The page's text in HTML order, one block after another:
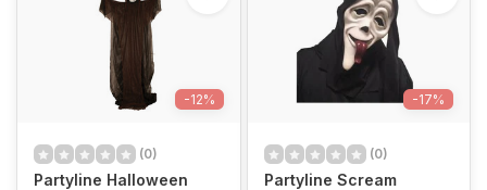
-12%
(0)
Partyline Halloween
-17%
(0)
Partyline Scream